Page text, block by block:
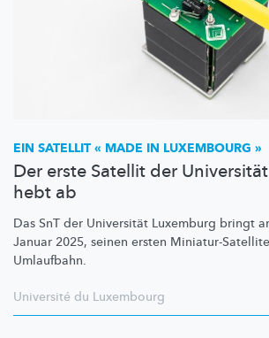
EIN SATELLIT « MADE IN LUXEMBOURG »
Der erste Satellit der
hebt ab
Das SnT der Universität Luxemburg bringt
Januar 2025, seinen ersten Miniatur-
Umlaufbahn.
Université du Luxembourg